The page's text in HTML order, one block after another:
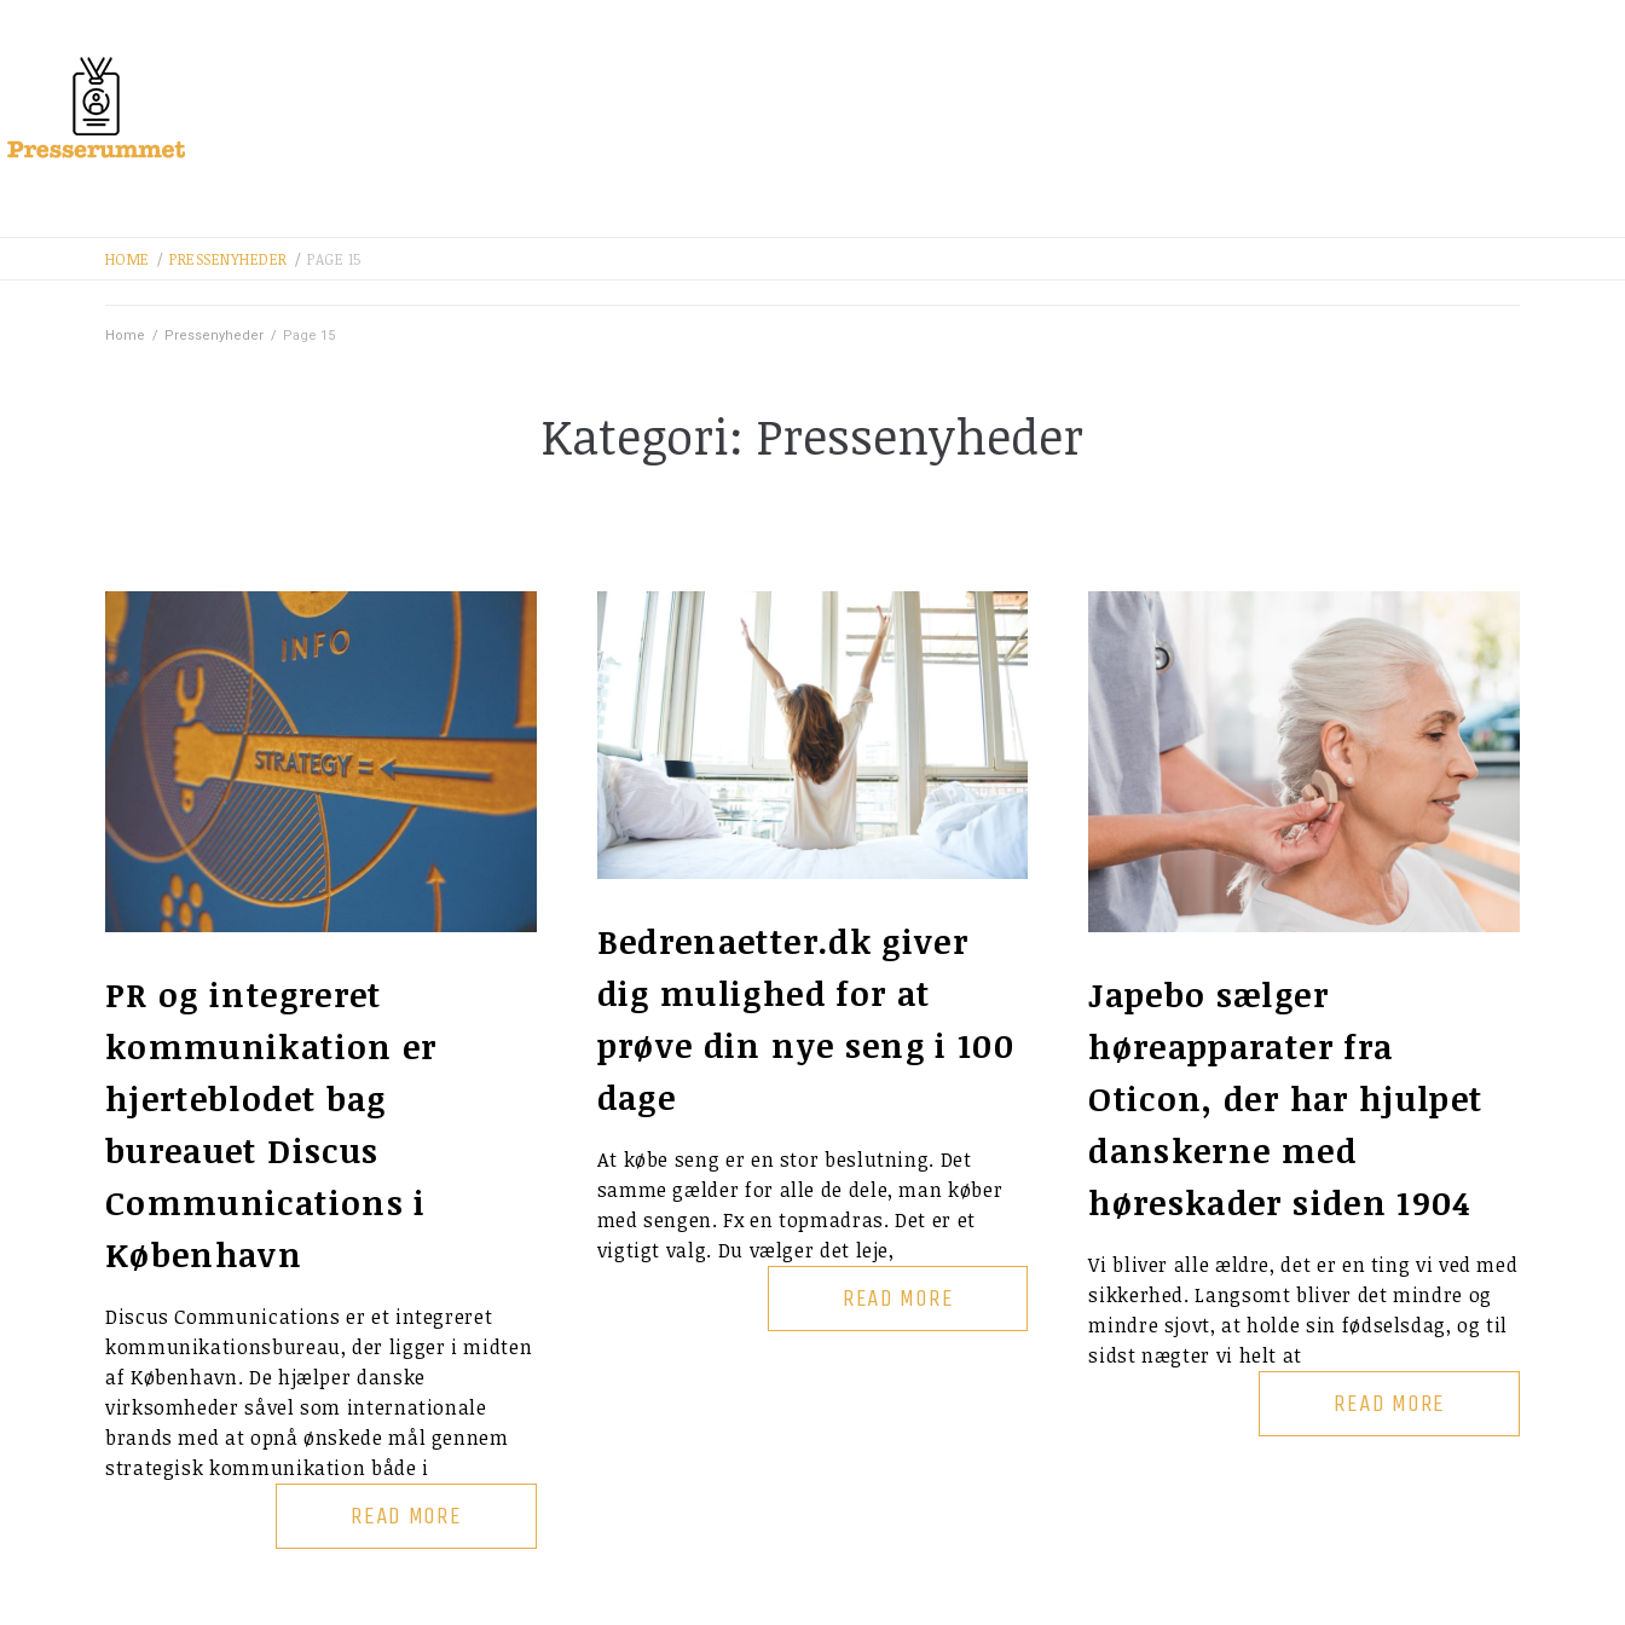
HOME / PRESSENYHEDER / PAGE 15
Home / Pressenyheder / Page 15
Kategori: Pressenyheder
PR og integreret
kommunikation er
hjerteblodet bag
bureauet Discus
Communications i
København
Discus Communications er et integreret
kommunikationsbureau, der ligger i midten
af København. De hjælper danske
virksomheder såvel som internationale
brands med at opnå ønskede mål gennem
strategisk kommunikation både i
READ MORE
Bedrenaetter.dk giver
dig mulighed for at
prøve din nye seng i 100
dage
At købe seng er en stor beslutning. Det
samme gælder for alle de dele, man køber
med sengen. Fx en topmadras. Det er et
vigtigt valg. Du vælger det leje,
READ MORE
Japebo sælger
høreapparater fra
Oticon, der har hjulpet
danskerne med
høreskader siden 1904
Vi bliver alle ældre, det er en ting vi ved med
sikkerhed. Langsomt bliver det mindre og
mindre sjovt, at holde sin fødselsdag, og til
sidst nægter vi helt at
READ MORE